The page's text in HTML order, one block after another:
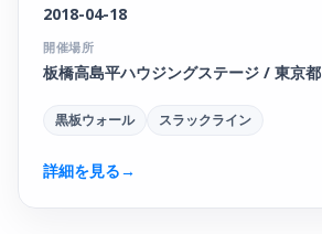
2018-04-18
開催場所
板橋高島平ハウジングステージ / 東京都
黒板ウォール スラックライン
詳細を見る→